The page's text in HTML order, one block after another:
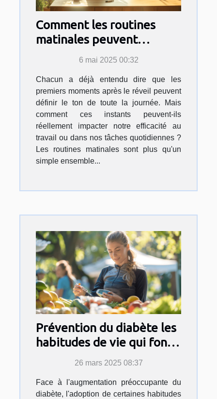
Comment les routines
matinales peuvent
transformer votre
6 mai 2025 00:32
Chacun a déjà entendu dire que les
premiers moments après le réveil peuvent
définir le ton de toute la journée. Mais
comment ces instants peuvent-ils
réellement impacter notre efficacité au
travail ou dans nos tâches quotidiennes ?
Les routines matinales sont plus qu'un
simple ensemble...
Prévention du diabète les
habitudes de vie qui font
la différence26 mars 2025 08:37
Face à l'augmentation préoccupante du
diabète, l'adoption de certaines habitudes